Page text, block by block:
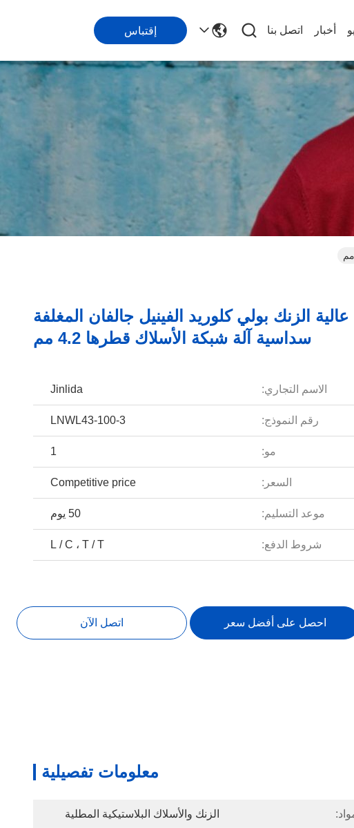
أخبار اتصل بنا إقتباس
عالية الزنك بولي كلوريد الفينيل جالفان المغلفة
سداسية آلة شبكة الأسلاك قطرها 4.2 مم
الاسم التجاري: Jinlida
رقم النموذج: LNWL43-100-3
مو: 1
السعر: Competitive price
موعد التسليم: 50 يوم
شروط الدفع: L / C ، T / T
احصل على أفضل سعر اتصل الآن
معلومات تفصيلية
الزنك والأسلاك البلاستيكية المطلية